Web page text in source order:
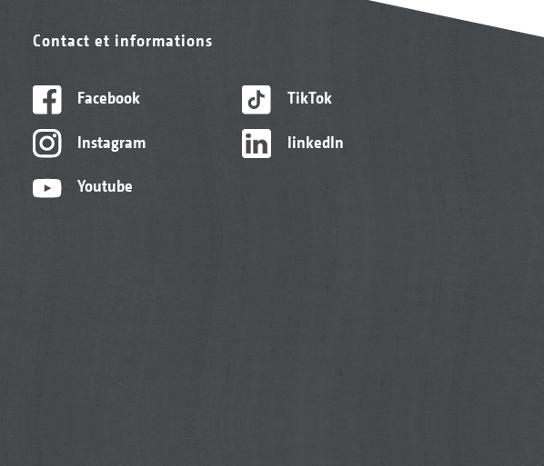
Contact et informations
Facebook
Instagram
Youtube
TikTok
linkedIn